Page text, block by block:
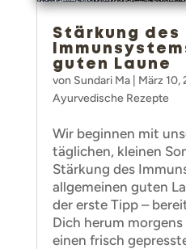
Stärkung des
guten Laune
von Sundari Ma| März 10,
Ayurvedische Rezepte
Wir beginnen mit
täglichen, kleinen
Stärkung des
allgemeinen guten
der erste Tipp –
Dich herum
einen frisch